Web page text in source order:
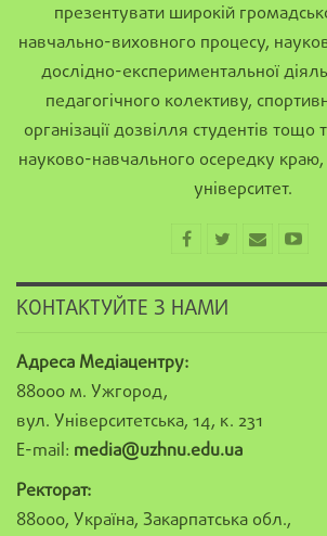
презентувати широкій
навчально-виховного процесу,
дослідно-експериментальної
педагогічного колективу,
організації дозвілля студентів
науково-навчального осередку
університет.
КОНТАКТУЙТЕ З НАМИ
Адреса Медіацентру:
88000 м. Ужгород,
вул. Університетська, 14, к. 231
E-mail: media@uzhnu.edu.ua
Ректорат:
88000, Україна, Закарпатська обл.,